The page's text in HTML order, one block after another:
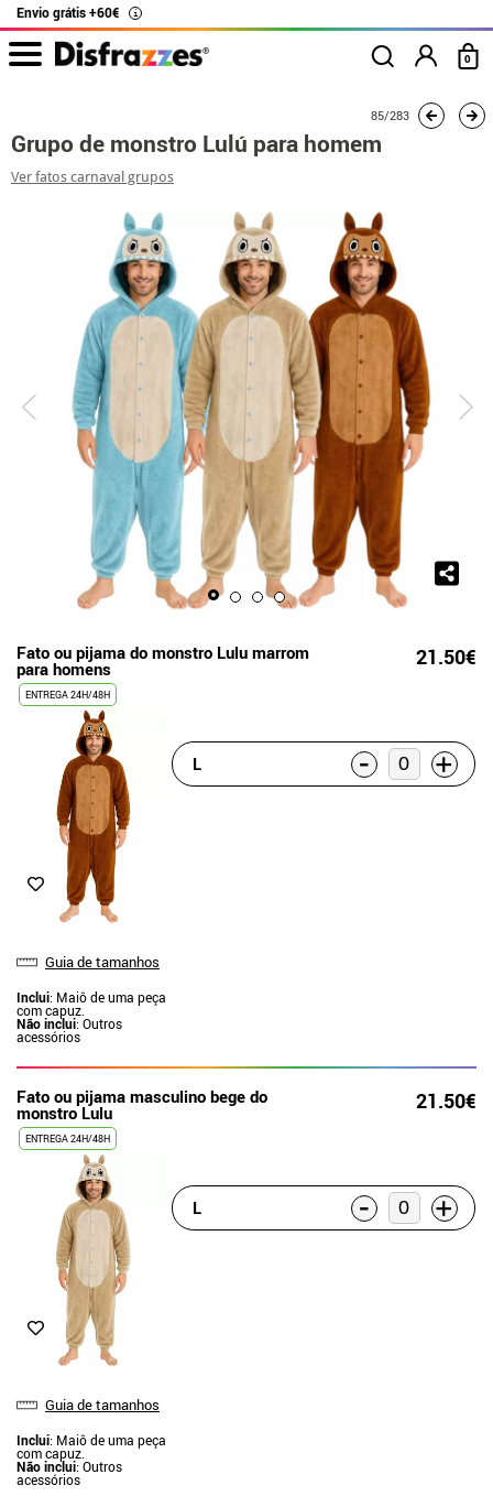
Envio grátis +60€ i
0
Grupo de monstro Lulú para homem
85/283
Grupo de monstro Lulú para homem
Ver fatos carnaval grupos
Fato ou pijama do monstro Lulu marrom
para homens 21.50€
ENTREGA 24H/48H
Guia de tamanhos
Inclui: Maiô de uma peça
com capuz.
Não inclui: Outros
acessórios
L - +
Fato ou pijama masculino bege do
monstro Lulu 21.50€
ENTREGA 24H/48H
Guia de tamanhos
Inclui: Maiô de uma peça
com capuz.
Não inclui: Outros
acessórios
L - +